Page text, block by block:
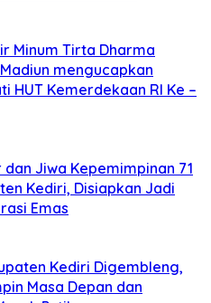
Minum Tirta Dharma
mengucapkan
HUT Kemerdekaan RI Ke –
dan Jiwa Kepemimpinan 71
Kediri, Disiapkan Jadi
Emas
Kediri Digembleng,
Masa Depan dan